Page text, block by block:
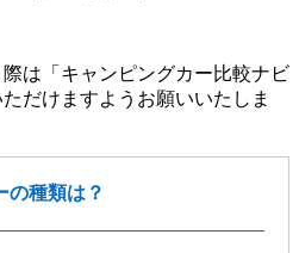
は「キャンピングカー比較ナビ
だけますようお願いいたしま
の種類は？